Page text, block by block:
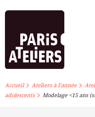
Accueil> Ateliers à l’année>
adolescents> Modelage <15 ans